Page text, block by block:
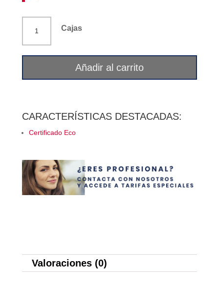
1k
Téo
Cajas
Añadir al carrito
CARACTERÍSTICAS DESTACADAS:
Certificado Eco
Valoraciones (0)